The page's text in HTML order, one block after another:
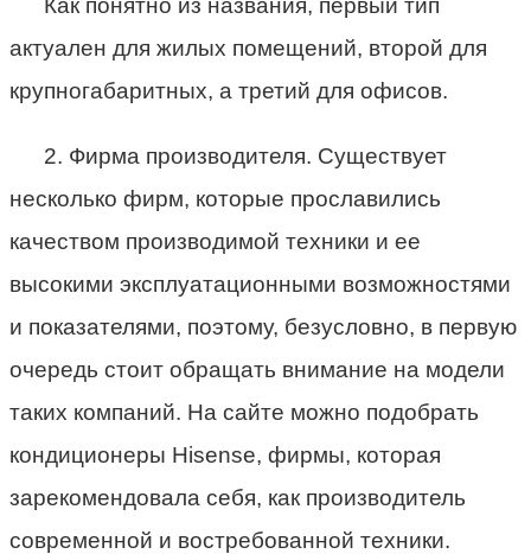
Как понятно из названия, первый тип
актуален для жилых помещений, второй для
крупногабаритных, а третий для офисов.
2. Фирма производителя. Существует
несколько фирм, которые прославились
качеством производимой техники и ее
высокими эксплуатационными возможностями
и показателями, поэтому, безусловно, в первую
очередь стоит обращать внимание на модели
таких компаний. На сайте можно подобрать
кондиционеры Hisense, фирмы, которая
зарекомендовала себя, как производитель
современной и востребованной техники.